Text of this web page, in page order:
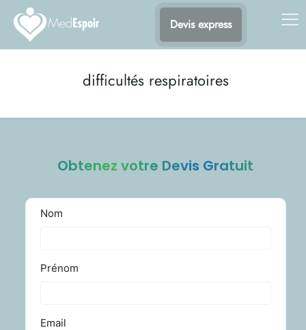
Devis express
difficultés respiratoires
Obtenez votre Devis Gratuit